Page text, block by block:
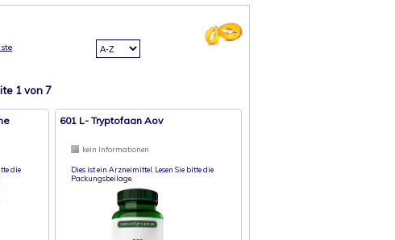
1von 7
die
601 L- Tryptofaan Aov
kein Informationen
Dies ist ein Arzneimittel. Lesen Sie bitte die
Packungsbeilage.